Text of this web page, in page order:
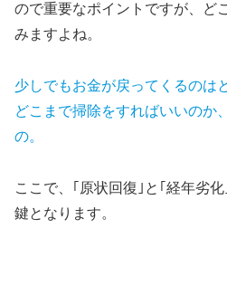
ので重要なポイントですが、ど
みますよね。
少しでもお金が戻ってくるのは
どこまで掃除をすればいいのか
の。
ここで、｢原状回復｣と｢経年劣
鍵となります。